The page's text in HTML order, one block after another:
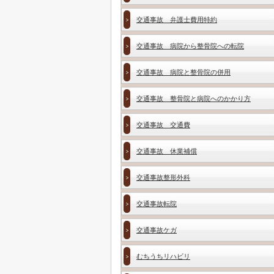
交通事故 弁護士費用特約
交通事故 病院から整骨院への転院
交通事故 病院と整骨院の併用
交通事故 整骨院と病院へのかかり方
交通事故 交通費
交通事故 休業補償
交通事故整形外科
交通事故転院
交通事故ケガ
むちうちリハビリ